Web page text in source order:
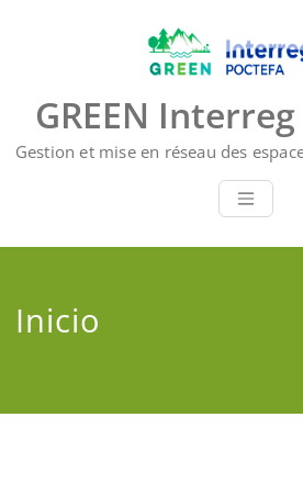
GREEN Interreg
Gestion et mise en réseau des
Inicio